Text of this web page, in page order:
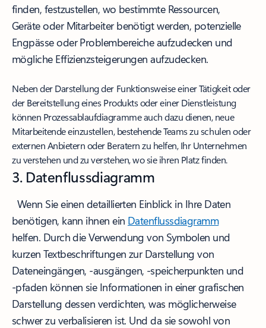
finden, festzustellen, wo bestimmte Ressourcen,
Geräte oder Mitarbeiter benötigt werden, potenzielle
Engpässe oder Problembereiche aufzudecken und
mögliche Effizienzsteigerungen aufzudecken.
Neben der Darstellung der Funktionsweise einer Tätigkeit oder
der Bereitstellung eines Produkts oder einer Dienstleistung
können Prozessablaufdiagramme auch dazu dienen, neue
Mitarbeitende einzustellen, bestehende Teams zu schulen oder
externen Anbietern oder Beratern zu helfen, Ihr Unternehmen
zu verstehen und zu verstehen, wo sie ihren Platz finden.
3. Datenflussdiagramm
Wenn Sie einen detaillierten Einblick in Ihre Daten
benötigen, kann ihnen ein Datenflussdiagramm
helfen. Durch die Verwendung von Symbolen und
kurzen Textbeschriftungen zur Darstellung von
Dateneingängen, -ausgängen, -speicherpunkten und
-pfaden können sie Informationen in einer grafischen
Darstellung dessen verdichten, was möglicherweise
schwer zu verbalisieren ist. Und da sie sowohl von